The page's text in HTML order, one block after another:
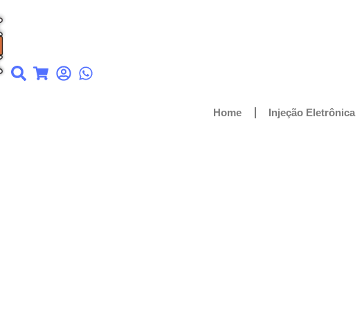
Home Injeção Eletrônica